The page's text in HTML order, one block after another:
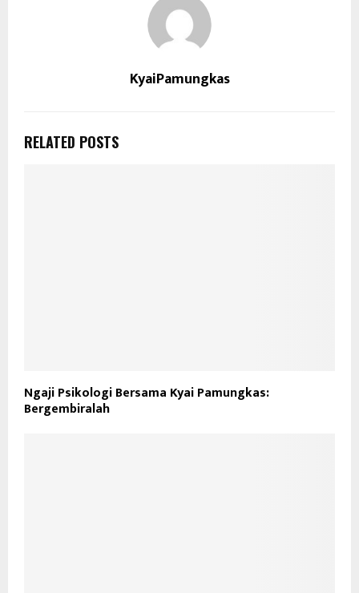
KyaiPamungkas
RELATED POSTS
Ngaji Psikologi Bersama Kyai Pamungkas:
Bergembiralah